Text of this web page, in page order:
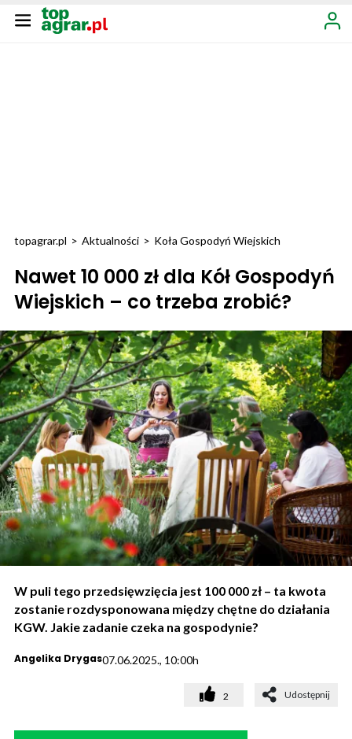
topagrar.pl > Aktualności > Koła Gospodyń Wiejskich
Nawet 10 000 zł dla Kół Gospodyń
Wiejskich – co trzeba zrobić?
W puli tego przedsięwzięcia jest 100 000 zł – ta kwota
zostanie rozdysponowana między chętne do działania
KGW. Jakie zadanie czeka na gospodynie?
Angelika Drygas07.06.2025., 10:00h
2 Udostępnij